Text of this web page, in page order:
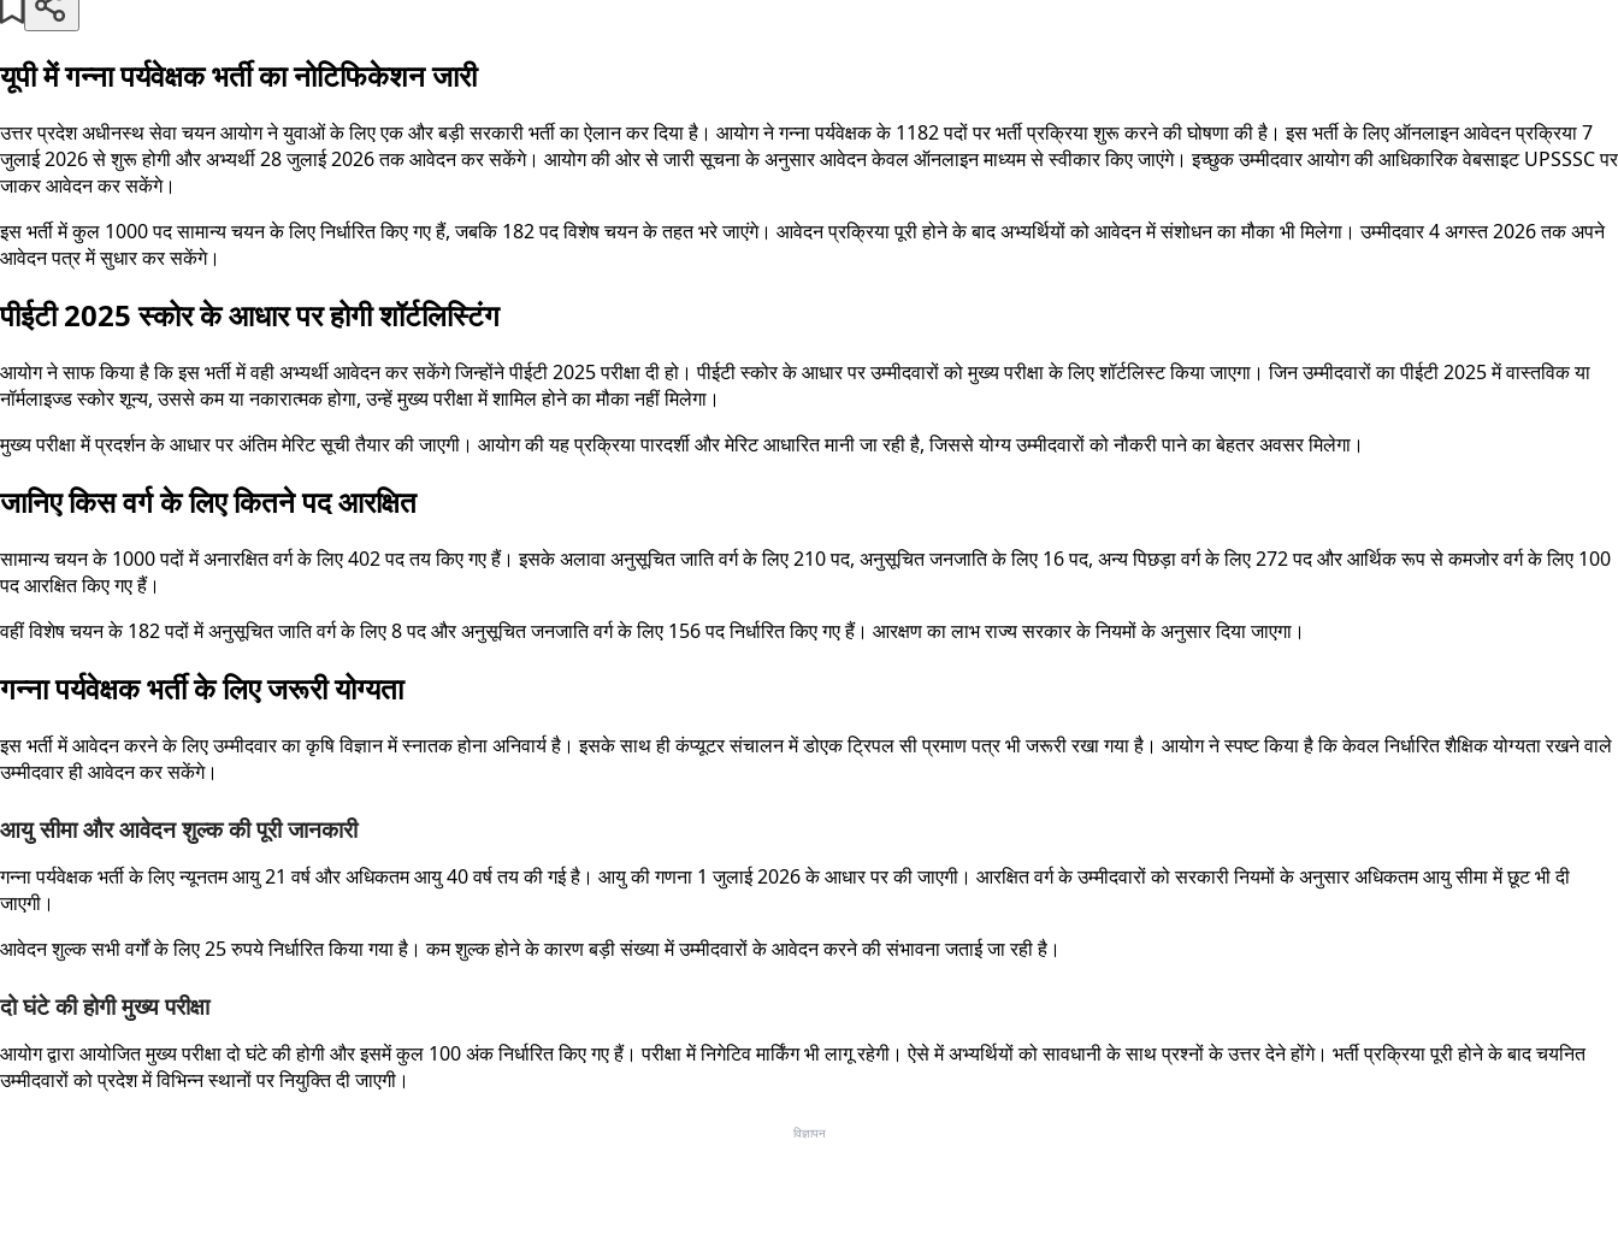
यूपी में गन्ना पर्यवेक्षक भर्ती का नोटिफिकेशन जारी
उत्तर प्रदेश अधीनस्थ सेवा चयन आयोग ने युवाओं के लिए एक और बड़ी सरकारी भर्ती का ऐलान कर दिया है। आयोग ने गन्ना पर्यवेक्षक के 1182 पदों पर भर्ती प्रक्रिया शुरू करने की घोषणा की है। इस भर्ती के लिए ऑनलाइन आवेदन प्रक्रिया 7
जुलाई 2026 से शुरू होगी और अभ्यर्थी 28 जुलाई 2026 तक आवेदन कर सकेंगे। आयोग की ओर से जारी सूचना के अनुसार आवेदन केवल ऑनलाइन माध्यम से स्वीकार किए जाएंगे। इच्छुक उम्मीदवार आयोग की आधिकारिक वेबसाइट UPSSSC पर
जाकर आवेदन कर सकेंगे।
इस भर्ती में कुल 1000 पद सामान्य चयन के लिए निर्धारित किए गए हैं, जबकि 182 पद विशेष चयन के तहत भरे जाएंगे। आवेदन प्रक्रिया पूरी होने के बाद अभ्यर्थियों को आवेदन में संशोधन का मौका भी मिलेगा। उम्मीदवार 4 अगस्त 2026 तक अपने
आवेदन पत्र में सुधार कर सकेंगे।
पीईटी 2025 स्कोर के आधार पर होगी शॉर्टलिस्टिंग
आयोग ने साफ किया है कि इस भर्ती में वही अभ्यर्थी आवेदन कर सकेंगे जिन्होंने पीईटी 2025 परीक्षा दी हो। पीईटी स्कोर के आधार पर उम्मीदवारों को मुख्य परीक्षा के लिए शॉर्टलिस्ट किया जाएगा। जिन उम्मीदवारों का पीईटी 2025 में वास्तविक या
नॉर्मलाइज्ड स्कोर शून्य, उससे कम या नकारात्मक होगा, उन्हें मुख्य परीक्षा में शामिल होने का मौका नहीं मिलेगा।
मुख्य परीक्षा में प्रदर्शन के आधार पर अंतिम मेरिट सूची तैयार की जाएगी। आयोग की यह प्रक्रिया पारदर्शी और मेरिट आधारित मानी जा रही है, जिससे योग्य उम्मीदवारों को नौकरी पाने का बेहतर अवसर मिलेगा।
जानिए किस वर्ग के लिए कितने पद आरक्षित
सामान्य चयन के 1000 पदों में अनारक्षित वर्ग के लिए 402 पद तय किए गए हैं। इसके अलावा अनुसूचित जाति वर्ग के लिए 210 पद, अनुसूचित जनजाति के लिए 16 पद, अन्य पिछड़ा वर्ग के लिए 272 पद और आर्थिक रूप से कमजोर वर्ग के लिए 100
पद आरक्षित किए गए हैं।
वहीं विशेष चयन के 182 पदों में अनुसूचित जाति वर्ग के लिए 8 पद और अनुसूचित जनजाति वर्ग के लिए 156 पद निर्धारित किए गए हैं। आरक्षण का लाभ राज्य सरकार के नियमों के अनुसार दिया जाएगा।
गन्ना पर्यवेक्षक भर्ती के लिए जरूरी योग्यता
इस भर्ती में आवेदन करने के लिए उम्मीदवार का कृषि विज्ञान में स्नातक होना अनिवार्य है। इसके साथ ही कंप्यूटर संचालन में डोएक ट्रिपल सी प्रमाण पत्र भी जरूरी रखा गया है। आयोग ने स्पष्ट किया है कि केवल निर्धारित शैक्षिक योग्यता रखने वाले
उम्मीदवार ही आवेदन कर सकेंगे।
आयु सीमा और आवेदन शुल्क की पूरी जानकारी
गन्ना पर्यवेक्षक भर्ती के लिए न्यूनतम आयु 21 वर्ष और अधिकतम आयु 40 वर्ष तय की गई है। आयु की गणना 1 जुलाई 2026 के आधार पर की जाएगी। आरक्षित वर्ग के उम्मीदवारों को सरकारी नियमों के अनुसार अधिकतम आयु सीमा में छूट भी दी
जाएगी।
आवेदन शुल्क सभी वर्गों के लिए 25 रुपये निर्धारित किया गया है। कम शुल्क होने के कारण बड़ी संख्या में उम्मीदवारों के आवेदन करने की संभावना जताई जा रही है।
दो घंटे की होगी मुख्य परीक्षा
आयोग द्वारा आयोजित मुख्य परीक्षा दो घंटे की होगी और इसमें कुल 100 अंक निर्धारित किए गए हैं। परीक्षा में निगेटिव मार्किंग भी लागू रहेगी। ऐसे में अभ्यर्थियों को सावधानी के साथ प्रश्नों के उत्तर देने होंगे। भर्ती प्रक्रिया पूरी होने के बाद चयनित
उम्मीदवारों को प्रदेश में विभिन्न स्थानों पर नियुक्ति दी जाएगी।
विज्ञापन